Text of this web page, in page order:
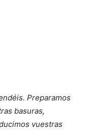
Preparamos
basuras,
vuestras